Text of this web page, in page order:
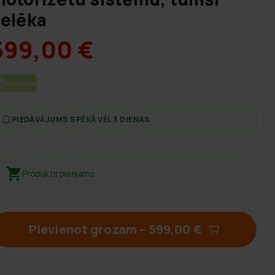
€
BEZ­MAK­SAS PIE­GĀ­DE
PIEDĀVĀJUMS SPĒKĀ VĒL 3 DIENAS
Produkts pieejams
Pievienot grozam – 599,00 €